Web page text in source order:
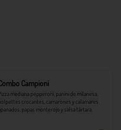
Campioni
mediana pepperoni, panini de milanesa,
crocantes, camarones y calamares
papas monterojo y salsa tártara.